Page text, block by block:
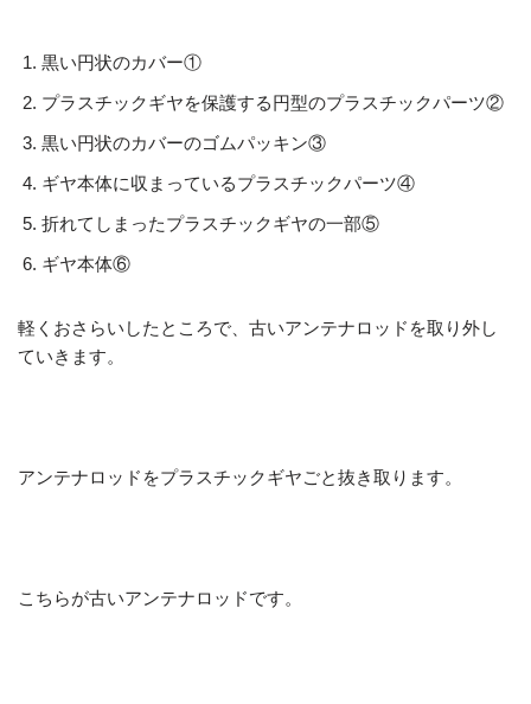
黒い円状のカバー①
プラスチックギヤを保護する円型のプラスチックパーツ②
黒い円状のカバーのゴムパッキン③
ギヤ本体に収まっているプラスチックパーツ④
折れてしまったプラスチックギヤの一部⑤
ギヤ本体⑥
軽くおさらいしたところで、古いアンテナロッドを取り外し
ていきます。
アンテナロッドをプラスチックギヤごと抜き取ります。
こちらが古いアンテナロッドです。